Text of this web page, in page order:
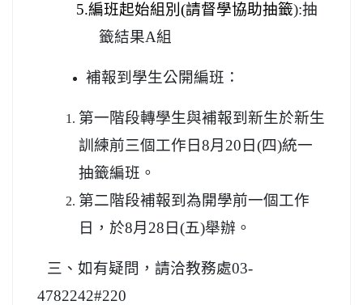
5.編班起始組別(請督學協助抽籤):抽
籤結果A組
補報到學生公開編班：
第一階段轉學生與補報到新生於新生
訓練前三個工作日8月20日(四)統一
抽籤編班。
第二階段補報到為開學前一個工作
日，於8月28日(五)舉辦。
三、如有疑問，請洽教務處03-
4782242#220